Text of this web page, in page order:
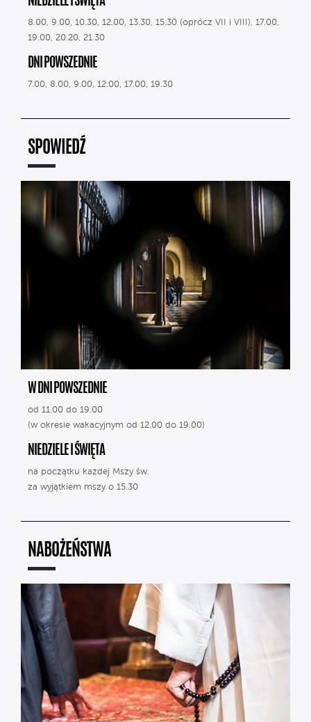
8.00, 9.00, 10.30, 12.00, 13.30, 15.30 (oprócz VII i VIII), 17.00,
19.00, 20.20, 21.30
DNI POWSZEDNIE
7.00, 8.00, 9.00, 12.00, 17.00, 19.30
SPOWIEDŹ
W DNI POWSZEDNIE
od 11.00 do 19.00
(w okresie wakacyjnym od 12.00 do 19.00)
NIEDZIELE I ŚWIĘTA
na początku każdej Mszy św.
za wyjątkiem mszy o 15.30
NABOŻEŃSTWA